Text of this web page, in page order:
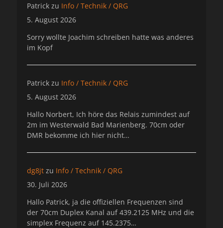
Patrick zu Info / Technik / QRG
5. August 2026
Sorry wollte Joachim schreiben hatte was anderes
im Kopf
Patrick zu Info / Technik / QRG
5. August 2026
Hallo Norbert, Ich höre das Relais zumindest auf
2m im Westerwald Bad Marienberg. 70cm oder
DMR bekomme ich hier nicht…
dg8jt zu Info / Technik / QRG
30. Juli 2026
Hallo Patrick, ja die offiziellen Frequenzen sind
der 70cm Duplex Kanal auf 439.2125 MHz und die
simplex Frequenz auf 145.2375…